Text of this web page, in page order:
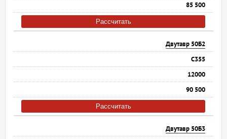
85 500
Рассчитать
Двутавр 50Б2
С355
12000
90 500
Рассчитать
Двутавр 50Б3